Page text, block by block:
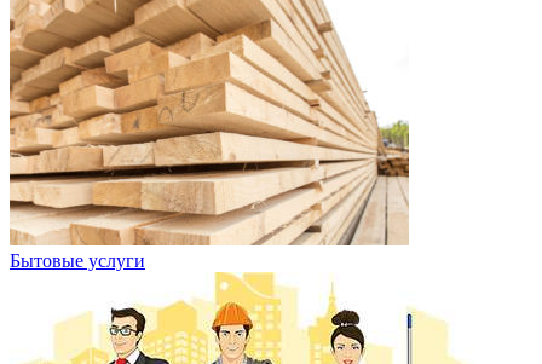
Бытовые услуги